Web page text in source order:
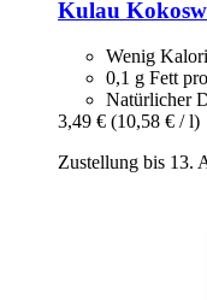
Kulau
Wenig
0,1 g Fett
Natürlicher
3,49 € (10,58 € / l)
Zustellung bis 13.